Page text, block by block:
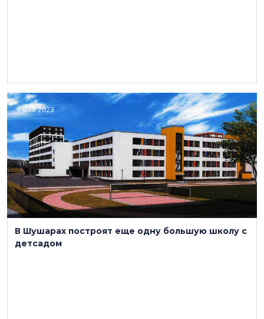
9 мая 2023
В Шушарах построят еще одну большую школу с
детсадом